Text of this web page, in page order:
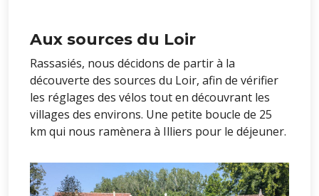
Aux sources du Loir
Rassasiés, nous décidons de partir à la
découverte des sources du Loir, afin de vérifier
les réglages des vélos tout en découvrant les
villages des environs. Une petite boucle de 25
km qui nous ramènera à Illiers pour le déjeuner.